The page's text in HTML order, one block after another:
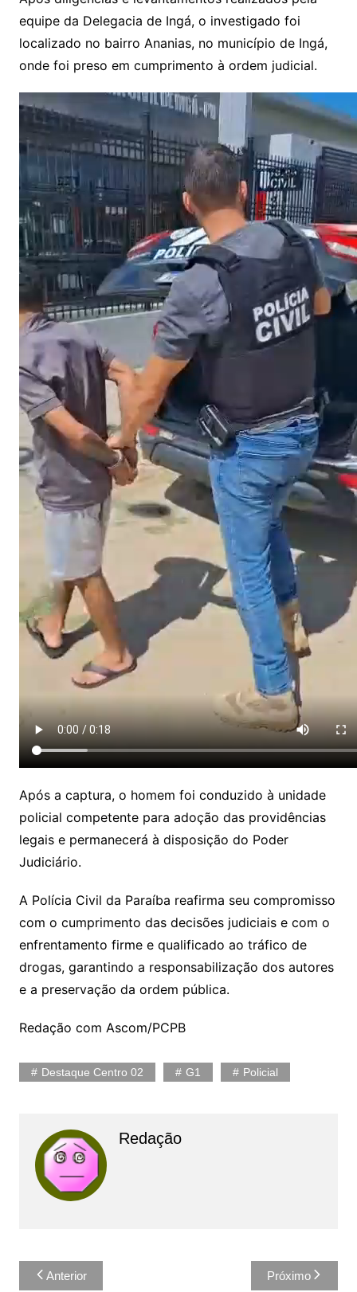
equipe da Delegacia de Ingá, o investigado foi
localizado no bairro Ananias, no município de Ingá,
onde foi preso em cumprimento à ordem judicial.
Após a captura, o homem foi conduzido à unidade
policial competente para adoção das providências
legais e permanecerá à disposição do Poder
Judiciário.
A Polícia Civil da Paraíba reafirma seu compromisso
com o cumprimento das decisões judiciais e com o
enfrentamento firme e qualificado ao tráfico de
drogas, garantindo a responsabilização dos autores
e a preservação da ordem pública.
Redação com Ascom/PCPB
Destaque Centro 02 G1 Policial
Redação
Navegação
Anterior Próximo